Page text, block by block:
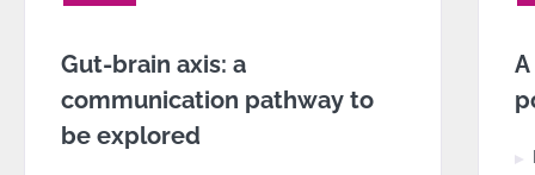
Gut-brain axis: a
communication pathway to
be explored
А